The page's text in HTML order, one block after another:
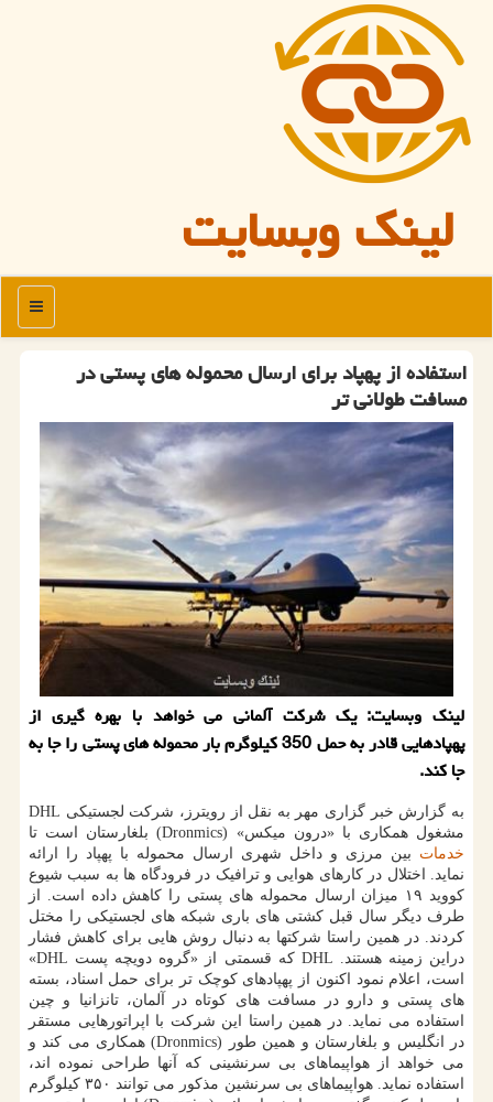
لینک وبسایت
منو
استفاده از پهپاد برای ارسال محموله های پستی در
مسافت طولانی تر
لینک وبسایت: یک شرکت آلمانی می خواهد با بهره گیری از
پهپادهایی قادر به حمل 350 کیلوگرم بار محموله های پستی را جا به
جا کند.
به گزارش خبر گزاری مهر به نقل از رویترز، شرکت لجستیکی DHL
مشغول همکاری با «درون میکس» (Dronmics) بلغارستان است تا
خدمات بین مرزی و داخل شهری ارسال محموله با پهپاد را ارائه
نماید. اختلال در کارهای هوایی و ترافیک در فرودگاه ها به سبب شیوع
کووید ۱۹ میزان ارسال محموله های پستی را کاهش داده است. از
طرف دیگر سال قبل کشتی های باری شبکه های لجستیکی را مختل
کردند. در همین راستا شرکتها به دنبال روش هایی برای کاهش فشار
دراین زمینه هستند. DHL که قسمتی از «گروه دویچه پست DHL»
است، اعلام نمود اکنون از پهپادهای کوچک تر برای حمل اسناد، بسته
های پستی و دارو در مسافت های کوتاه در آلمان، تانزانیا و چین
استفاده می نماید. در همین راستا این شرکت با اپراتورهایی مستقر
در انگلیس و بلغارستان و همین طور (Dronmics) همکاری می کند و
می خواهد از هواپیماهای بی سرنشینی که آنها طراحی نموده اند،
استفاده نماید. هواپیماهای بی سرنشین مذکور می توانند ۳۵۰ کیلوگرم